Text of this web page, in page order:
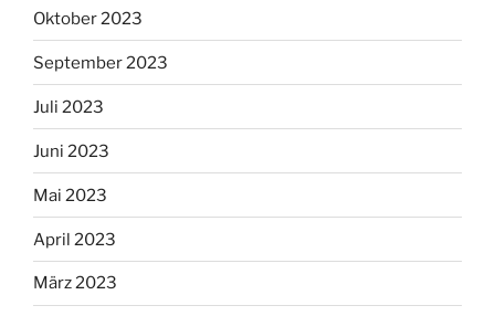
Oktober 2023
September 2023
Juli 2023
Juni 2023
Mai 2023
April 2023
März 2023